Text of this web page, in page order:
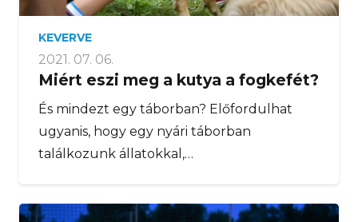
KEVERVE
2021. 07. 06.
Miért eszi meg a kutya a fogkefét?
És mindezt egy táborban? Előfordulhat
ugyanis, hogy egy nyári táborban
találkozunk állatokkal,…